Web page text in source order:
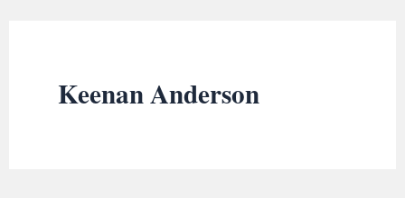
Keenan Anderson